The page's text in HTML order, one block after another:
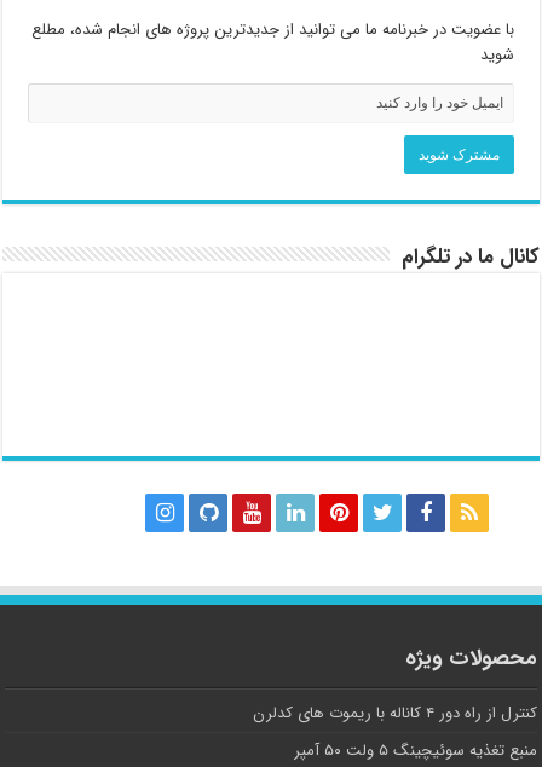
با عضویت در خبرنامه ما می توانید از جدیدترین پروژه های انجام شده، مطلع
شوید
کانال ما در تلگرام
محصولات ویژه
کنترل از راه دور ۴ کاناله با ریموت های کدلرن
منبع تغذیه سوئیچینگ ۵ ولت ۵۰ آمپر